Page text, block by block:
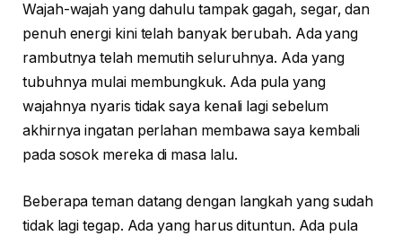
Wajah-wajah yang dahulu tampak gagah, segar, dan
penuh energi kini telah banyak berubah. Ada yang
rambutnya telah memutih seluruhnya. Ada yang
tubuhnya mulai membungkuk. Ada pula yang
wajahnya nyaris tidak saya kenali lagi sebelum
akhirnya ingatan perlahan membawa saya kembali
pada sosok mereka di masa lalu.
Beberapa teman datang dengan langkah yang sudah
tidak lagi tegap. Ada yang harus dituntun. Ada pula